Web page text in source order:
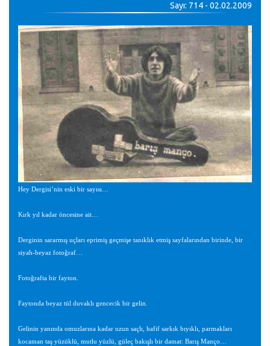
Sayı: 714 - 02.02.2009
Hey Dergisi’nin eski bir sayısı…
Kırk yıl kadar öncesine ait…
Derginin sararmış uçları eprimiş geçmişe tanıklık etmiş sayfalarından birinde, bir
siyah-beyaz fotoğraf…
Fotoğrafta bir fayton.
Faytonda beyaz tül duvaklı gencecik bir gelin.
Gelinin yanında omuzlarına kadar uzun saçlı, hafif sarkık bıyıklı, parmakları
kocaman taş yüzüklü, mutlu yüzlü, güleç bakışlı bir damat: Barış Manço…